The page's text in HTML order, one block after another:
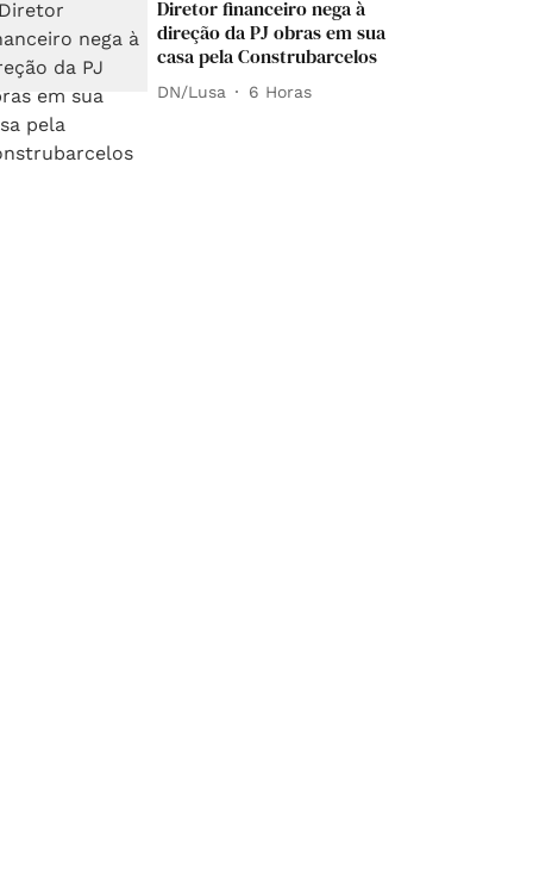
Diretor financeiro nega à
direção da PJ obras em sua
casa pela Construbarcelos
DN/Lusa 6 Horas